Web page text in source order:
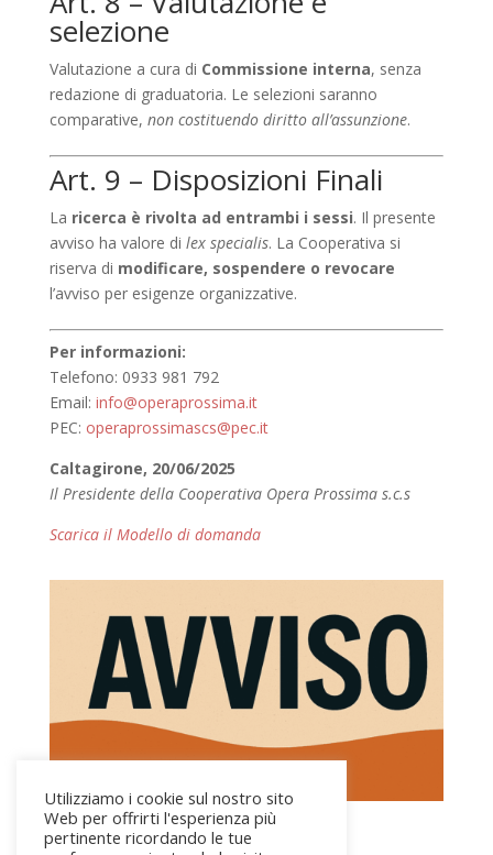
selezione
Valutazione a cura di Commissione interna, senza
redazione di graduatoria. Le selezioni saranno
comparative, non costituendo diritto all’assunzione.
Art. 9 – Disposizioni Finali
La ricerca è rivolta ad entrambi i sessi. Il presente
avviso ha valore di lex specialis. La Cooperativa si
riserva di modificare, sospendere o revocare
l’avviso per esigenze organizzative.
Per informazioni:
Telefono: 0933 981 792
Email: info@operaprossima.it
PEC: operaprossimascs@pec.it
Caltagirone, 20/06/2025
Il Presidente della Cooperativa Opera Prossima s.c.s
Scarica il Modello di domanda
Utilizziamo i cookie sul nostro sito
Web per offrirti l'esperienza più
pertinente ricordando le tue